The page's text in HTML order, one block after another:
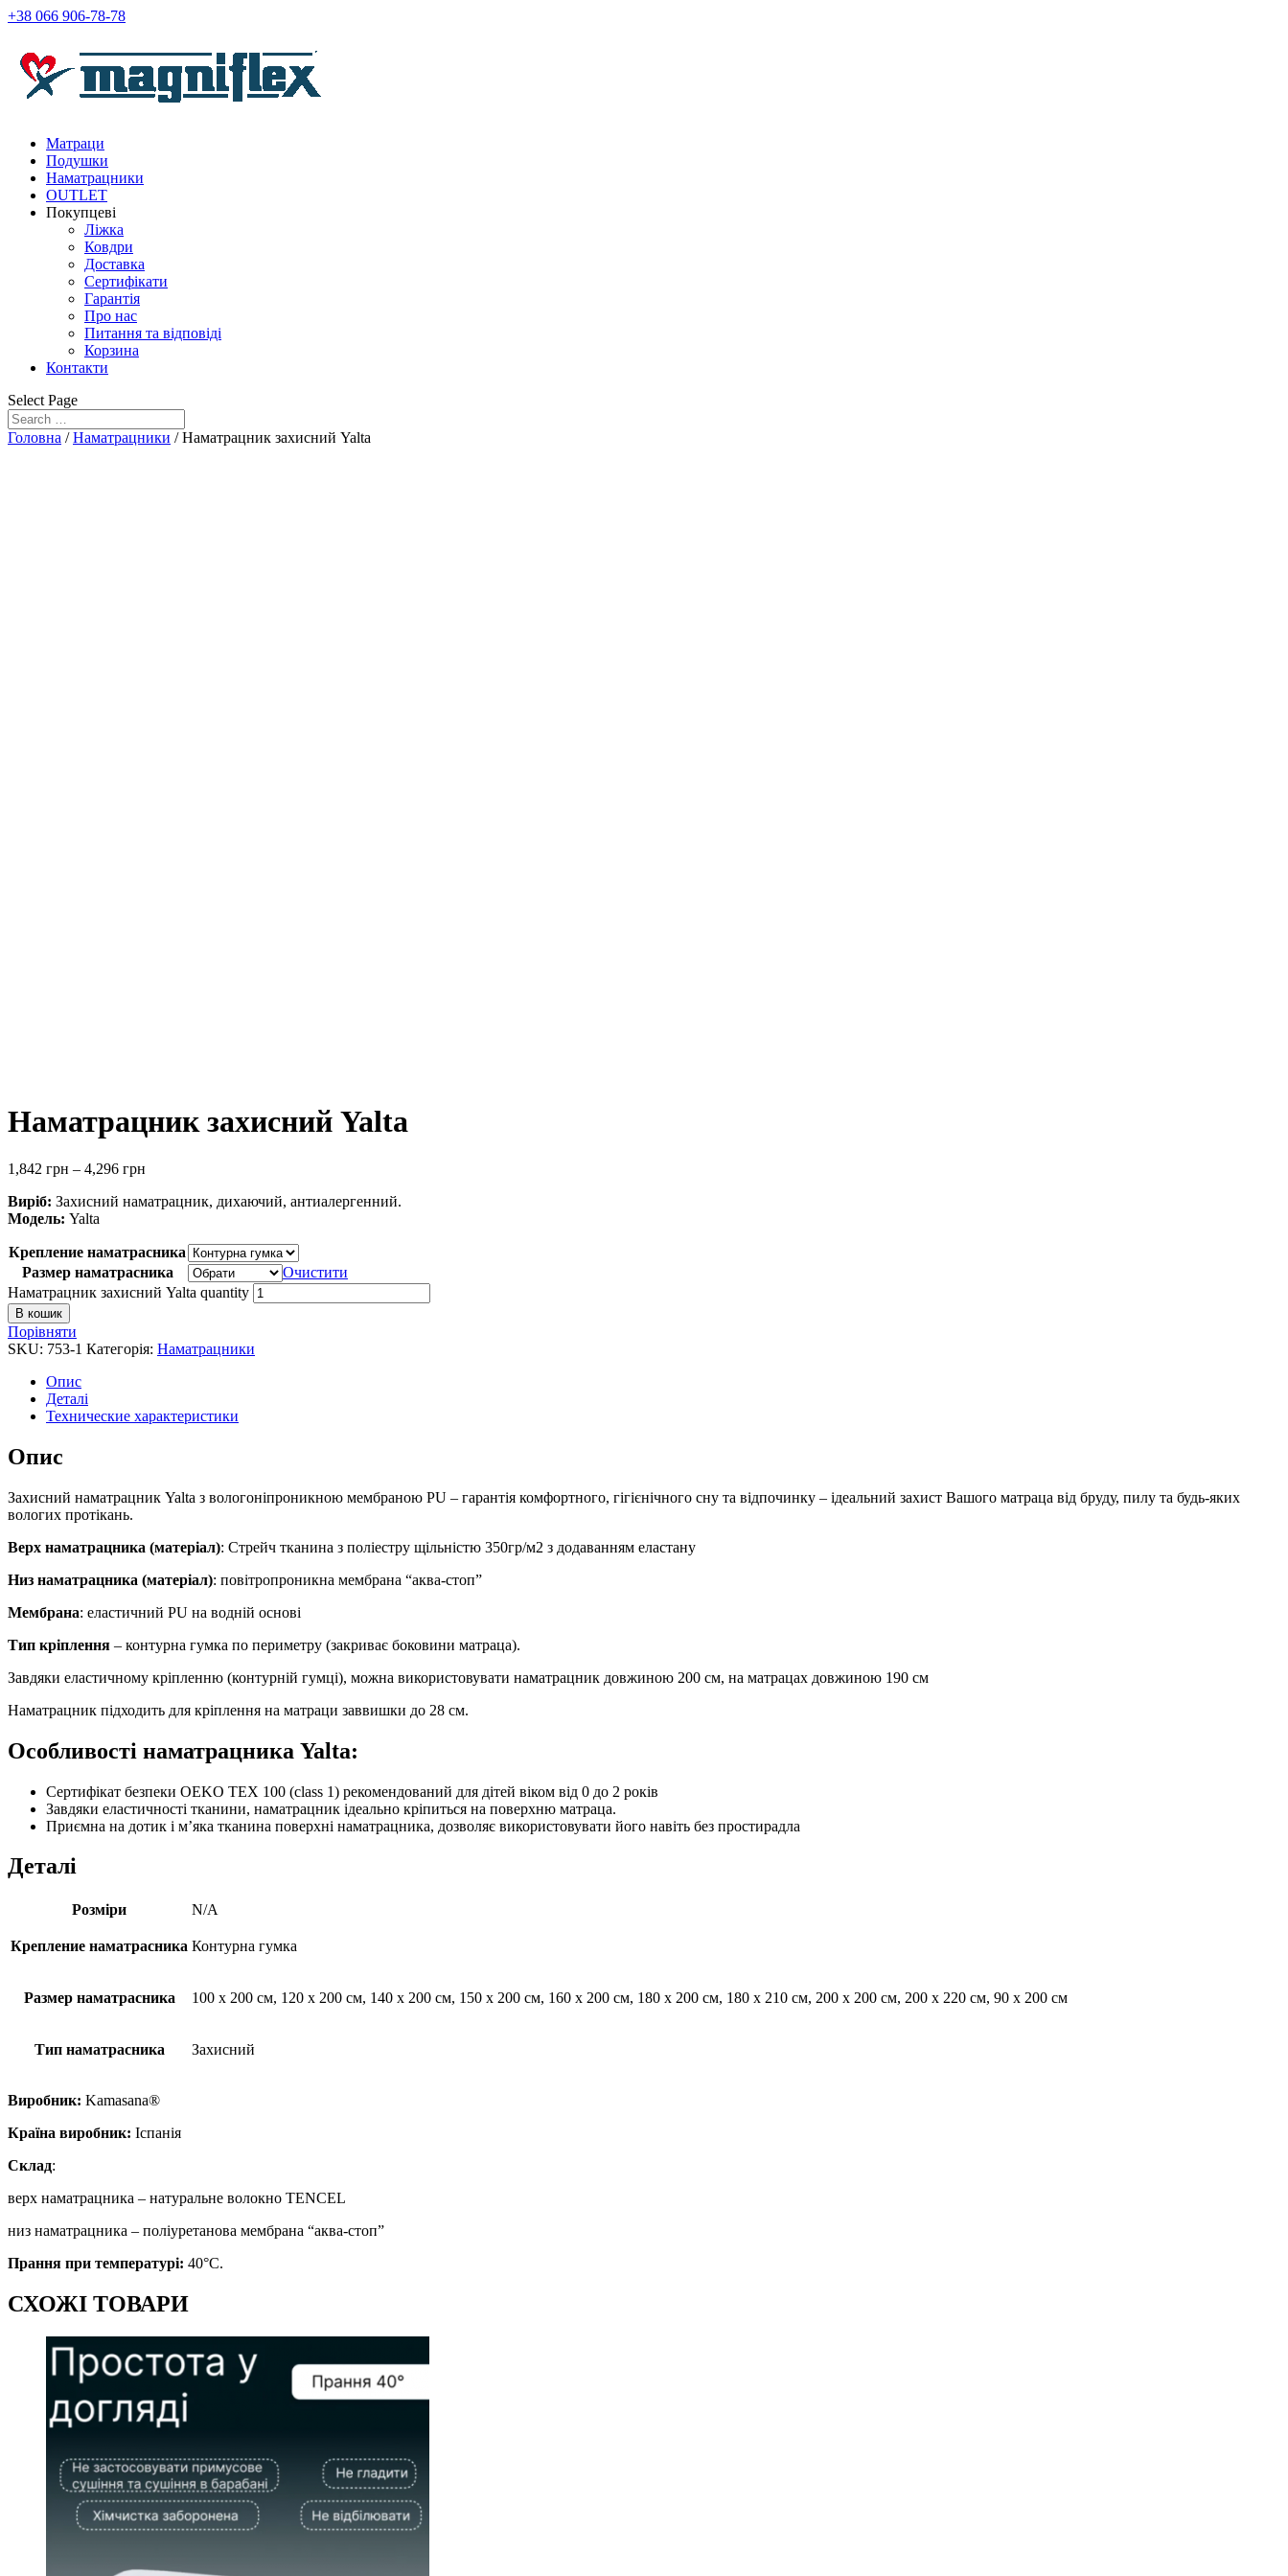
+38 066 906-78-78
Матраци
Подушки
Наматрацники
OUTLET
Покупцеві
Ліжка
Ковдри
Доставка
Сертифікати
Гарантія
Про нас
Питання та відповіді
Корзина
Контакти
Select Page
Головна /Наматрацники / Наматрацник захисний Yalta
Наматрацник захисний Yalta
1,842 грн – 4,296 грн
Виріб: Захисний наматрацник, дихаючий, антиалергенний.
Модель: Yalta
Крепление наматрасника
Размер наматрасника
Очистити
Наматрацник захисний Yalta quantity
В кошик
Порівняти
SKU: 753-1 Категорія: Наматрацники
Опис
Деталі
Технические характеристики
Опис
Захисний наматрацник Yalta з вологоніпроникною мембраною PU – гарантія комфортного, гігієнічного сну та відпочинку – ідеальний захист Вашого матраца від бруду, пилу та будь-яких
вологих протікань.
Верх наматрацника (матеріал): Стрейч тканина з поліестру щільністю 350гр/м2 з додаванням еластану
Низ наматрацника (матеріал): повітропроникна мембрана “аква-стоп”
Мембрана: еластичний PU на водній основі
Тип кріплення – контурна гумка по периметру (закриває боковини матраца).
Завдяки еластичному кріпленню (контурній гумці), можна використовувати наматрацник довжиною 200 см, на матрацах довжиною 190 см
Наматрацник підходить для кріплення на матраци заввишки до 28 см.
Особливості наматрацника Yalta:
Сертифікат безпеки OEKO TEX 100 (class 1) рекомендований для дітей віком від 0 до 2 років
Завдяки еластичності тканини, наматрацник ідеально кріпиться на поверхню матраца.
Приємна на дотик і м’яка тканина поверхні наматрацника, дозволяє використовувати його навіть без простирадла
Деталі
Розміри N/A
Крепление наматрасника Контурна гумка
Размер наматрасника 100 x 200 см, 120 x 200 см, 140 x 200 см, 150 x 200 см, 160 x 200 см, 180 x 200 см, 180 x 210 см, 200 x 200 см, 200 x 220 см, 90 x 200 см
Тип наматрасника Захисний
Виробник: Kamasana®
Країна виробник: Іспанія
Склад:
верх наматрацника – натуральне волокно TENCEL
низ наматрацника – поліуретанова мембрана “аква-стоп”
Прання при температурі: 40°С.
СХОЖІ ТОВАРИ